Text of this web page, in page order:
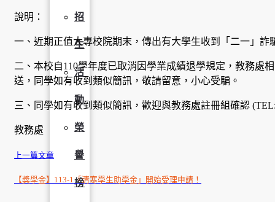
招
生
活
動
榮
譽
榜
說明：
一、近期正值大專校院期末，傳出有大學生收到「二一」
二、本校自110學年度已取消因學業成績退學規定，教務處
送，同學如有收到類似簡訊，敬請留意，小心受騙。
三、同學如有收到類似簡訊，歡迎與教務處註冊組確認 (TEL:
教務處
上一篇文章
【獎學金】113-1「清寒學生助學金」開始受理申請！